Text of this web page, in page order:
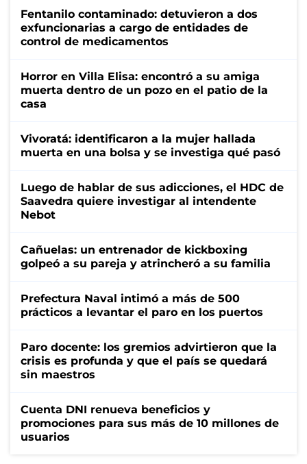
Fentanilo contaminado: detuvieron a dos
exfuncionarias a cargo de entidades de
control de medicamentos
Horror en Villa Elisa: encontró a su amiga
muerta dentro de un pozo en el patio de la
casa
Vivoratá: identificaron a la mujer hallada
muerta en una bolsa y se investiga qué pasó
Luego de hablar de sus adicciones, el HDC de
Saavedra quiere investigar al intendente
Nebot
Cañuelas: un entrenador de kickboxing
golpeó a su pareja y atrincheró a su familia
Prefectura Naval intimó a más de 500
prácticos a levantar el paro en los puertos
Paro docente: los gremios advirtieron que la
crisis es profunda y que el país se quedará
sin maestros
Cuenta DNI renueva beneficios y
promociones para sus más de 10 millones de
usuarios